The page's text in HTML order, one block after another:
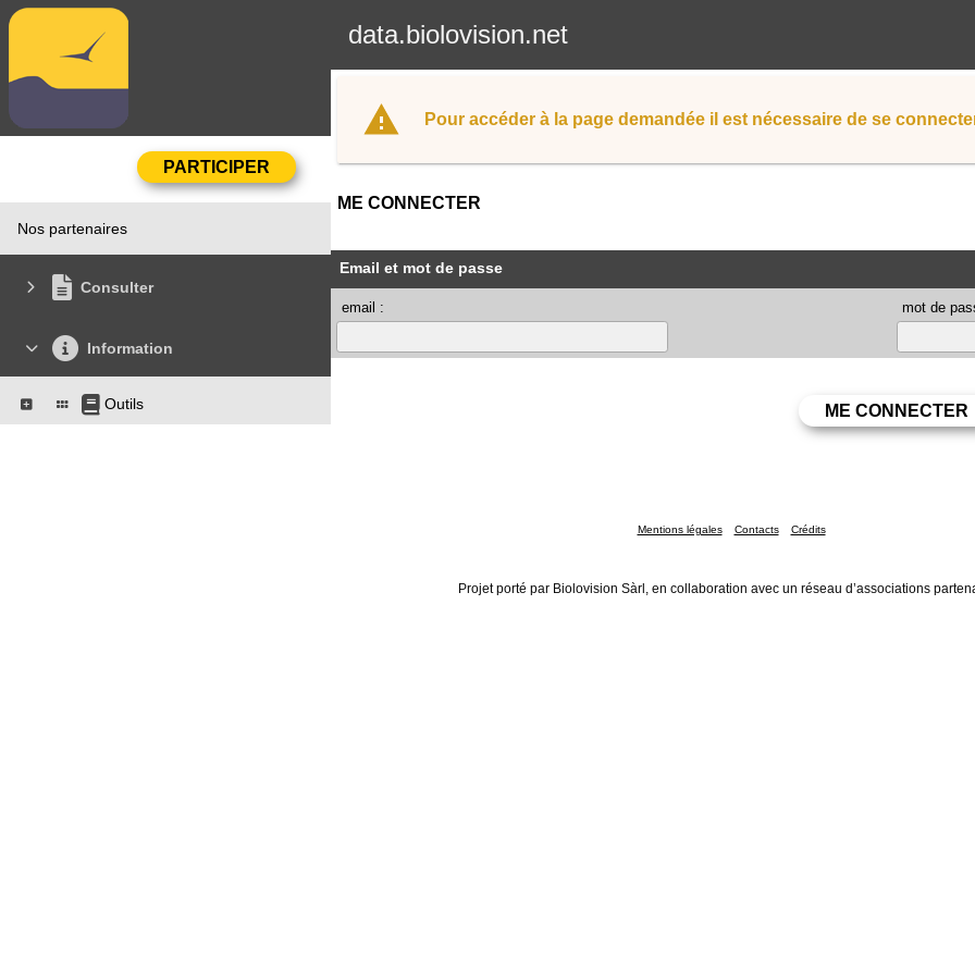
data.biolovision.net
Nos partenaires
Consulter
Information
Outils
Pour accéder à la page demandée il est nécessaire de se
ME CONNECTER
Email et mot de passe
email : mot de
Mentions légales Contacts Crédits
Projet porté par Biolovision Sàrl, en collaboration avec un réseau d’associations